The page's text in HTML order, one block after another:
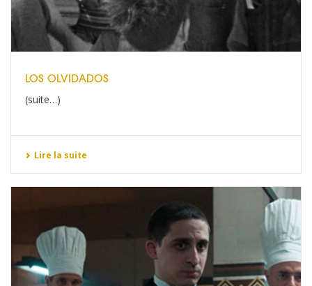
LOS OLVIDADOS
(suite…)
Lire la suite